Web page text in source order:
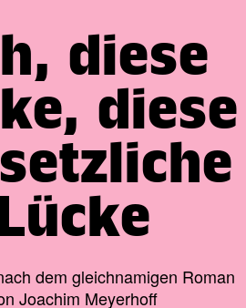
diese
diese
dem gleichnamigen Roman
Joachim Meyerhoff